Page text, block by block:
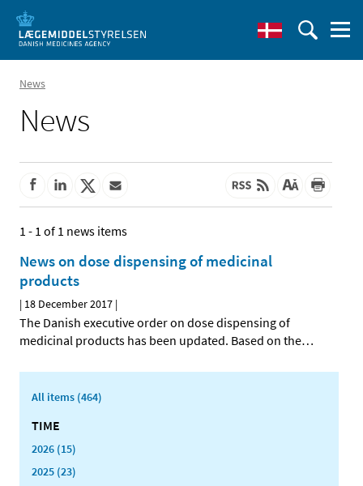
News
News
1 - 1 of 1 news items
News on dose dispensing of medicinal
products
| 18 December 2017 |
The Danish executive order on dose dispensing of
medicinal products has been updated. Based on the…
All items (464)
TIME
2026 (15)
2025 (23)